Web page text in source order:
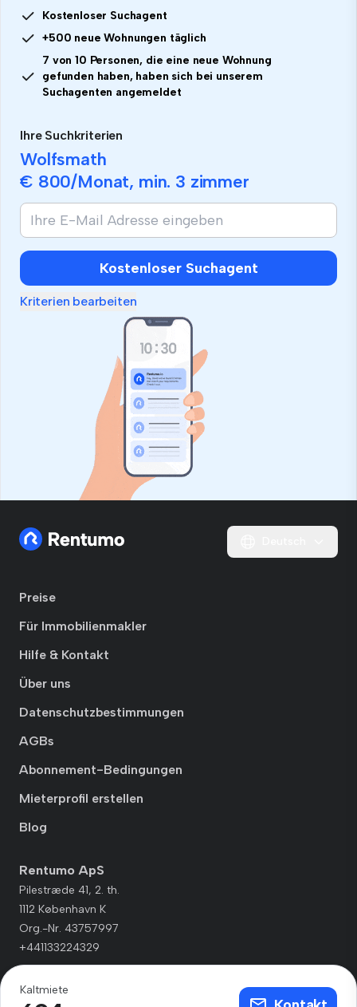
Kostenloser Suchagent
+500 neue Wohnungen täglich
7 von 10 Personen, die eine neue Wohnung
gefunden haben, haben sich bei unserem
Suchagenten angemeldet
Ihre Suchkriterien
Wolfsmath
€ 800/Monat, min. 3 zimmer
Kostenloser Suchagent
Kriterien bearbeiten
Kaltmiete
Preise
Für Immobilienmakler
Hilfe & Kontakt
Über uns
Datenschutzbestimmungen
AGBs
Abonnement-Bedingungen
Mieterprofil erstellen
Blog
Rentumo ApS
Pilestræde 41, 2. th.
1112 København K
Org.-Nr. 43757997
+441133224329